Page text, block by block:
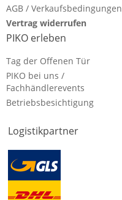
AGB / Verkaufsbedingungen
Vertrag widerrufen
PIKO erleben
Tag der Offenen Tür
PIKO bei uns /
Fachhändlerevents
Betriebsbesichtigung
Logistikpartner